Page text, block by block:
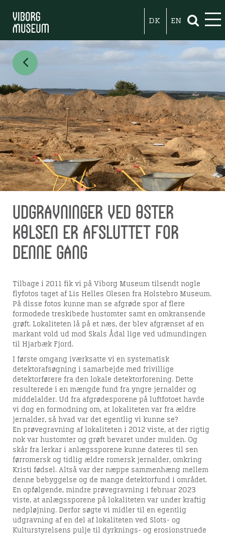
DK EN
Udgravninger ved Øster
Kølsen er afsluttet for
denne gang
Tilbage i 2011 fik vi på Viborg Museum tilsendt nogle
flyfotos taget af Lis Helles Olesen fra Holstebro Museum.
På disse fotos kunne man se afgrøde spor af flere
formodede treskibede hustomter samt en omkransende
grøft. Lokaliteten lå på et næs, der blev afgrænset af en
markant vold ud mod Skals Ådal lige ved udmundingen
til Hjarbæk Fjord.
I første omgang iværksatte vi en systematisk
detektorafsøgning i samarbejde med frivillige
detektorførere fra den lokale detektorforening. Dette
resulterede i en mængde fund fra yngre jernalder og
middelalder. Ud fra afgrødesporene på luftfotoet havde
vi dog en formodning om, at lokaliteten var fra ældre
jernalder, så hvad var det egentlig vi kunne se?
En prøvegravning af lokaliteten i 2012 viste, at der rigtig
nok var hustomter og grøft bevaret under mulden. Og
skår fra lerkar i anlægssporene kunne dateres til sen
førromersk og tidlig ældre romersk jernalder, omkring
Kristi fødsel. Altså var der næppe sammenhæng mellem
denne bebyggelse og de mange detektorfund i området.
En opfølgende, mindre prøvegravning i februar 2023
viste, at anlægssporene på lokaliteten var under kraftig
nedpløjning. Derfor søgte vi midler til en egentlig
udgravning af en del af lokaliteten ved Slots- og
Kulturstyrelsens pulje til dyrknings- og erosionstruede